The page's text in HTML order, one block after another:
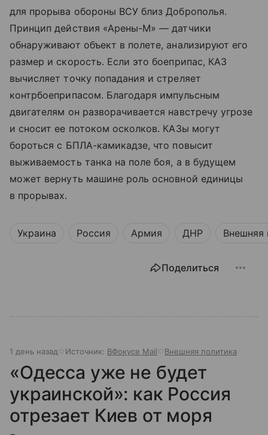
для прорыва обороны ВСУ близ Доброполья.
Принцип действия «Арены-М» — датчики
обнаруживают объект в полете, анализируют его
размер и скорость. Если это боеприпас, КАЗ
вычисляет точку попадания и стреляет
контрбоеприпасом. Благодаря импульсным
двигателям он разворачивается навстречу угрозе
и сносит ее потоком осколков. КАЗы могут
бороться с БПЛА-камикадзе, что повысит
выживаемость танка на поле боя, а в будущем
может вернуть машине роль основной единицы
в прорывах.
Украина Россия Армия ДНР Внешняя
Поделиться
1 день назад Источник: ВФокусе Mail Внешняя политика
«Одесса уже не будет
украинской»: как Россия
отрезает Киев от моря